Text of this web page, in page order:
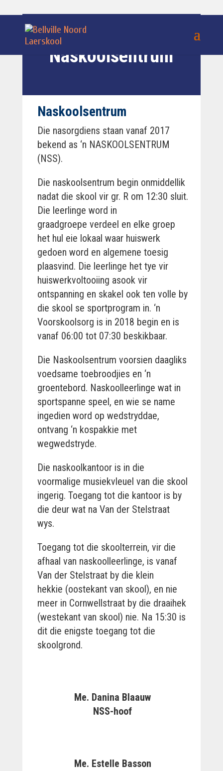
Naskoolsentrum
Naskoolsentrum
Die nasorgdiens staan vanaf 2017
bekend as ‘n NASKOOLSENTRUM
(NSS).
Die naskoolsentrum begin onmiddellik
nadat die skool vir gr. R om 12:30 sluit.
Die leerlinge word in
graadgroepe verdeel en elke groep
het hul eie lokaal waar huiswerk
gedoen word en algemene toesig
plaasvind. Die leerlinge het tye vir
huiswerkvoltooiing asook vir
ontspanning en skakel ook ten volle by
die skool se sportprogram in. ‘n
Voorskoolsorg is in 2018 begin en is
vanaf 06:00 tot 07:30 beskikbaar.
Die Naskoolsentrum voorsien daagliks
voedsame toebroodjies en ‘n
groentebord. Naskoolleerlinge wat in
sportspanne speel, en wie se name
ingedien word op wedstryddae,
ontvang ‘n kospakkie met
wegwedstryde.
Die naskoolkantoor is in die
voormalige musiekvleuel van die skool
ingerig. Toegang tot die kantoor is by
die deur wat na Van der Stelstraat
wys.
Toegang tot die skoolterrein, vir die
afhaal van naskoolleerlinge, is vanaf
Van der Stelstraat by die klein
hekkie (oostekant van skool), en nie
meer in Cornwellstraat by die draaihek
(westekant van skool) nie. Na 15:30 is
dit die enigste toegang tot die
skoolgrond.
Me. Danina Blaauw
NSS-hoof
Me. Estelle Basson